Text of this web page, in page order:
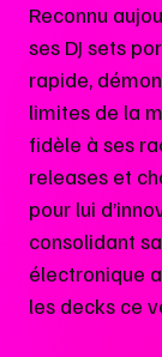
Reconnu
ses DJ sets
rapide,
limites de la
fidèle à ses
releases et
pour lui
consolidant
électronique
les decks ce